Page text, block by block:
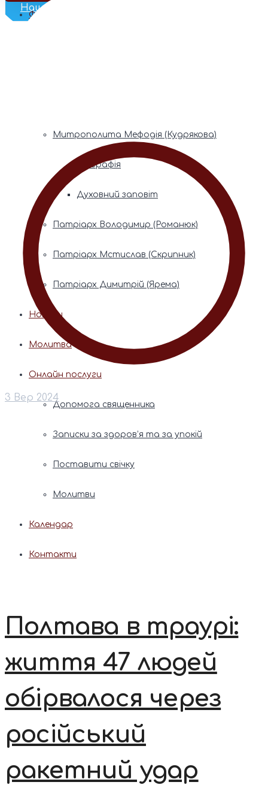
Наш Телеграм
Фонди пам’яті
Митрополита Мефодія (Кудрякова)
Біографія
Духовний заповіт
Патріарх Володимир (Романюк)
Патріарх Мстислав (Скрипник)
Патріарх Димитрій (Ярема)
Новини
Молитва
Онлайн послуги
Допомога священника
Записки за здоров’я та за упокій
Поставити свічку
Молитви
Календар
Контакти
3 Вер 2024
Полтава в траурі:
життя 47 людей
обірвалося через
російський
ракетний удар